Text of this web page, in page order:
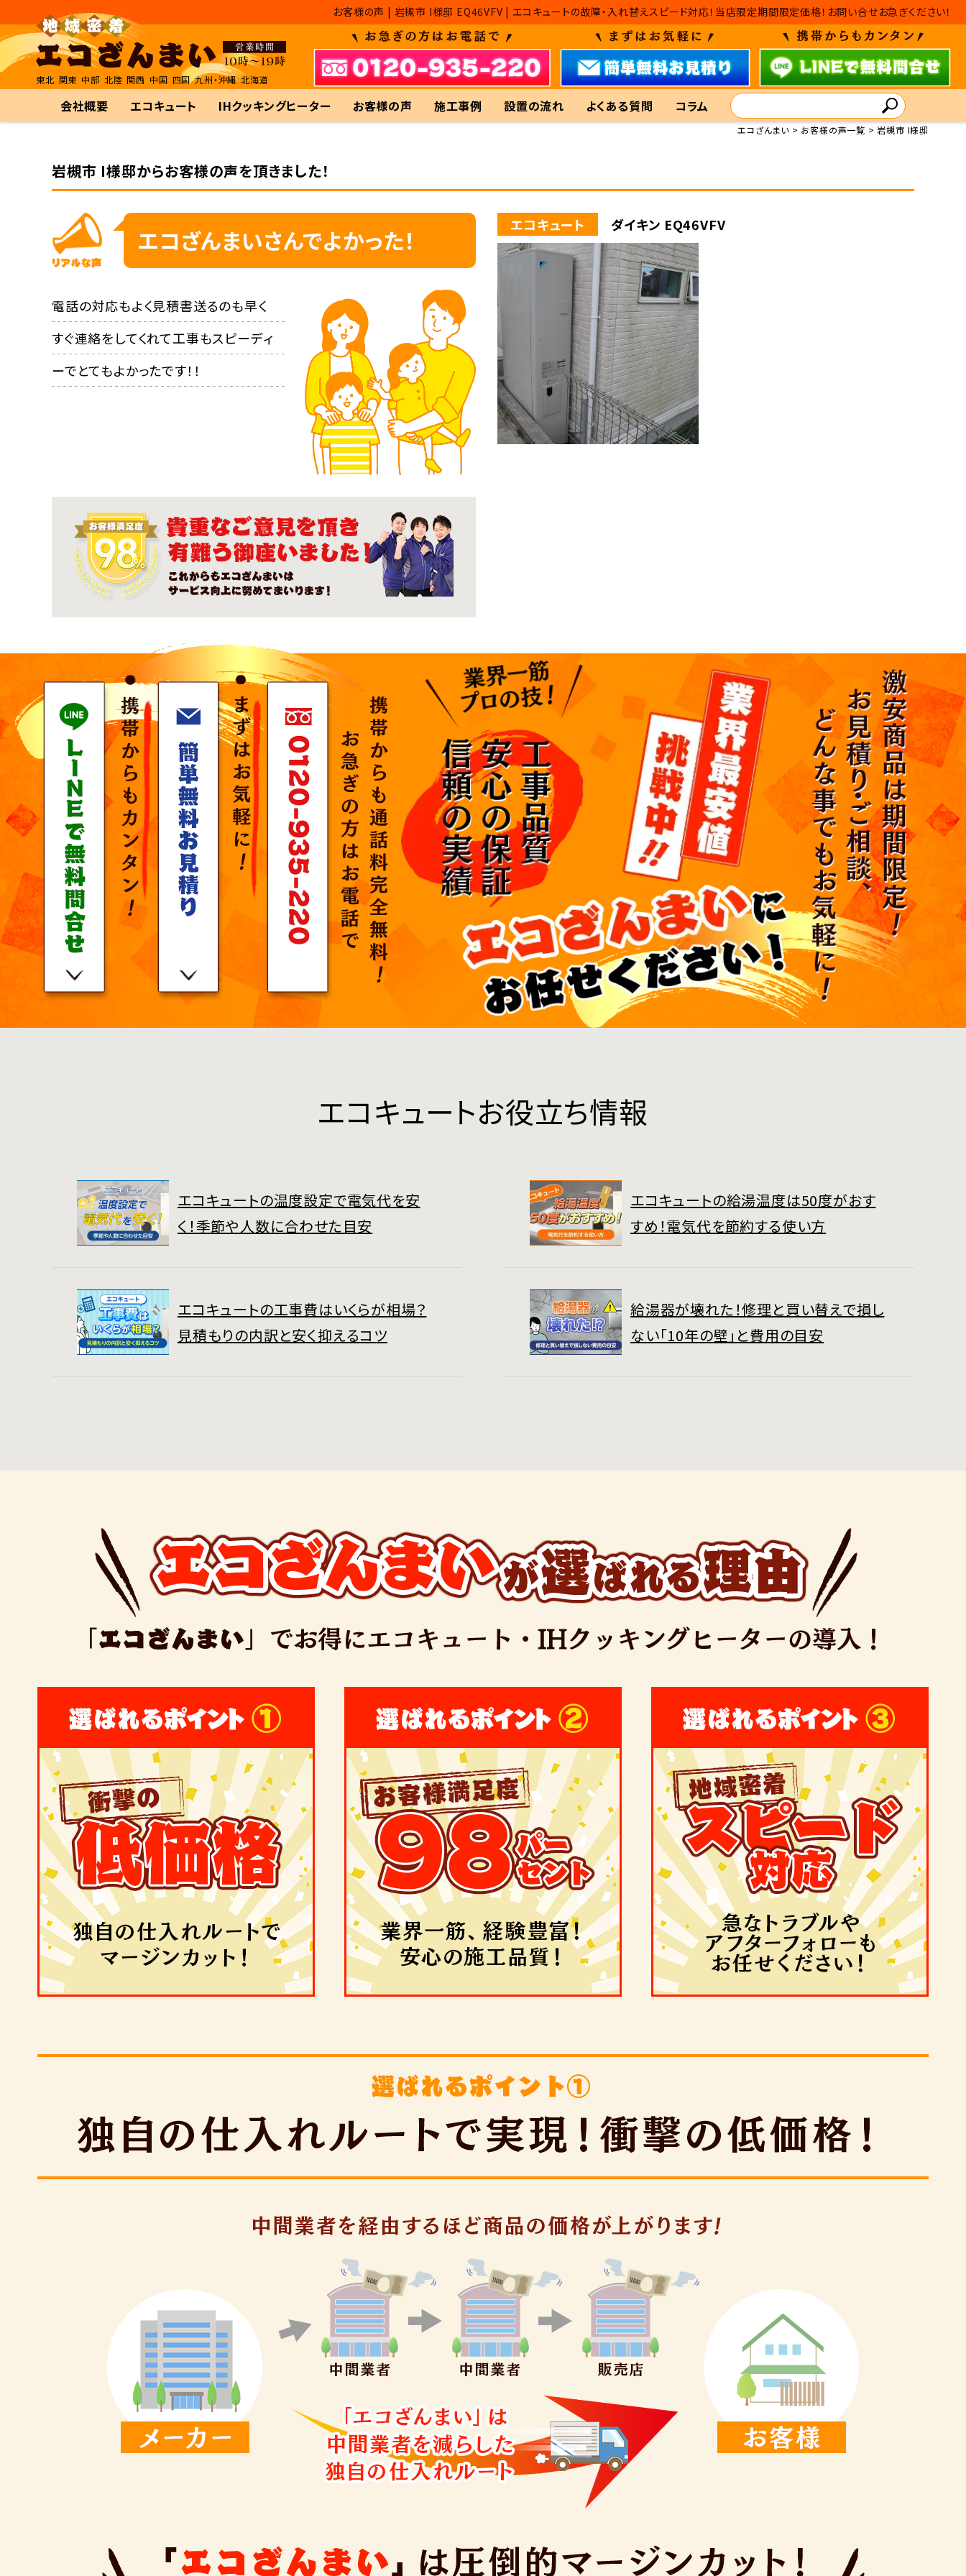
お客様の声 | 岩槻市 I様邸 EQ46VFV | エコキュートの故障・入れ替えスピード対応！当店限定期間限定価格！お問い合せお急ぎください！
東北 関東 中部 北陸 関西 中国 四国 九州・沖縄 北海道
会社概要 エコキュート IHクッキングヒーター お客様の声 施工事例 設置の流れ よくある質問 コラム
エコざんまい お客様の声一覧 岩槻市 I様邸
岩槻市 I様邸からお客様の声を頂きました！
エコざんまいさんでよかった！
電話の対応もよく見積書送るのも早く
すぐ連絡をしてくれて工事もスピーディ
エコキュート ダイキン EQ46VFV
エコキュートお役立ち情報
エコキュートの温度設定で電気代を安
く！季節や人数に合わせた目安
エコキュートの給湯温度は50度がおす
すめ！電気代を節約する使い方
エコキュートの工事費はいくらが相場？
見積もりの内訳と安く抑えるコツ
給湯器が壊れた！修理と買い替えで損し
ない「10年の壁」と費用の目安